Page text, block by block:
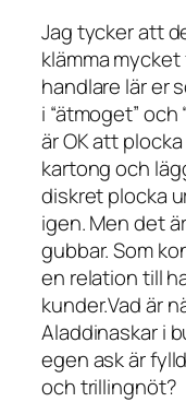
Jag tycker att
klämma
handlare lär er
i “ätmoget”
är OK att
kartong och
diskret plocka
igen. Men det
gubbar. Som
en relation till
kunder.Vad är
Aladdinaskar i
egen ask är
och trillingnöt?